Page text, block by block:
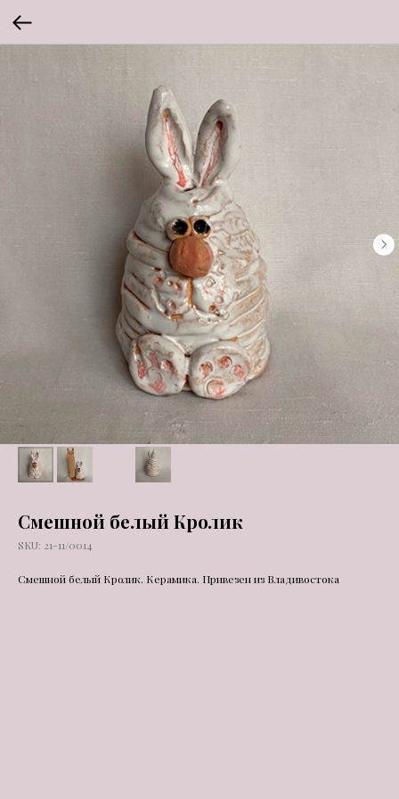
Смешной белый Кролик
SKU: 21-11/0014
Смешной белый Кролик. Керамика. Привезен из Владивостока